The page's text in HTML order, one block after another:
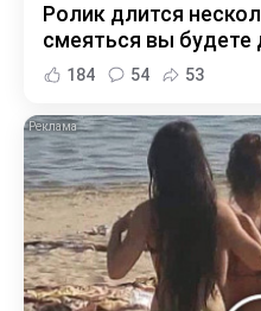
Ролик длится
смеяться вы будете
184 54 53